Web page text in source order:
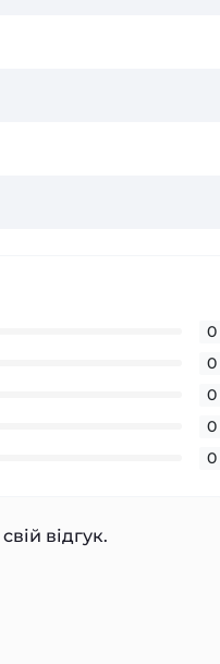
0
0
0
0
0
відгук.